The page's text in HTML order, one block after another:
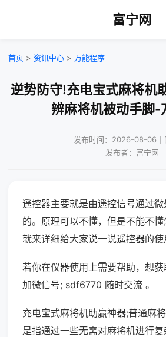
富宁网
首页 > 资讯中心 > 万能程序
逆势防守!充电宝式麻将机
辨麻将机被动手脚-
发布时间：2026-08-06｜
发布者：富宁网
遥控器主要就是由遥控信号通过
的。原理可以不懂，但是不能不
就来详细给大家说一说遥控器的使
若你在仪器使用上需要帮助，想
加微信号; sdf6770 随时交流 。
充电宝式麻将机助赢神器;普通麻
是指通过一些无需对麻将机进行